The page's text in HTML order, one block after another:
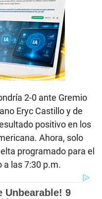
2-0 ante Gremio
Eryc Castillo y de
positivo en los
Ahora, solo
programado para el
a las 7:30 p.m.